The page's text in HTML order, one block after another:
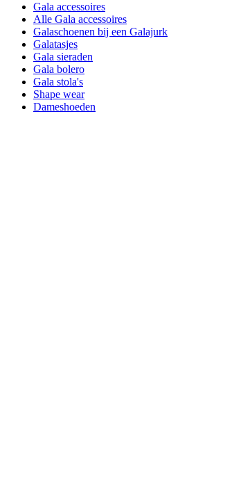
Gala accessoires
Alle Gala accessoires
Galaschoenen bij een Galajurk
Galatasjes
Gala sieraden
Gala bolero
Gala stola's
Shape wear
Dameshoeden